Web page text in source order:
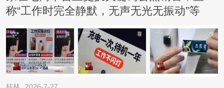
称“工作时完全静默，无声无光无振动”等
桂林 2026-7-27